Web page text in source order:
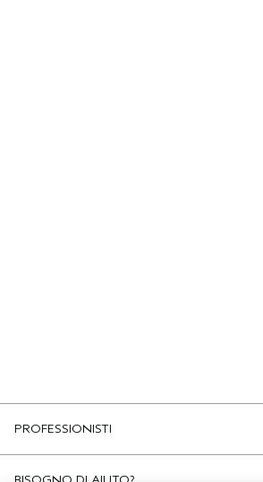
PROFESSIONISTI